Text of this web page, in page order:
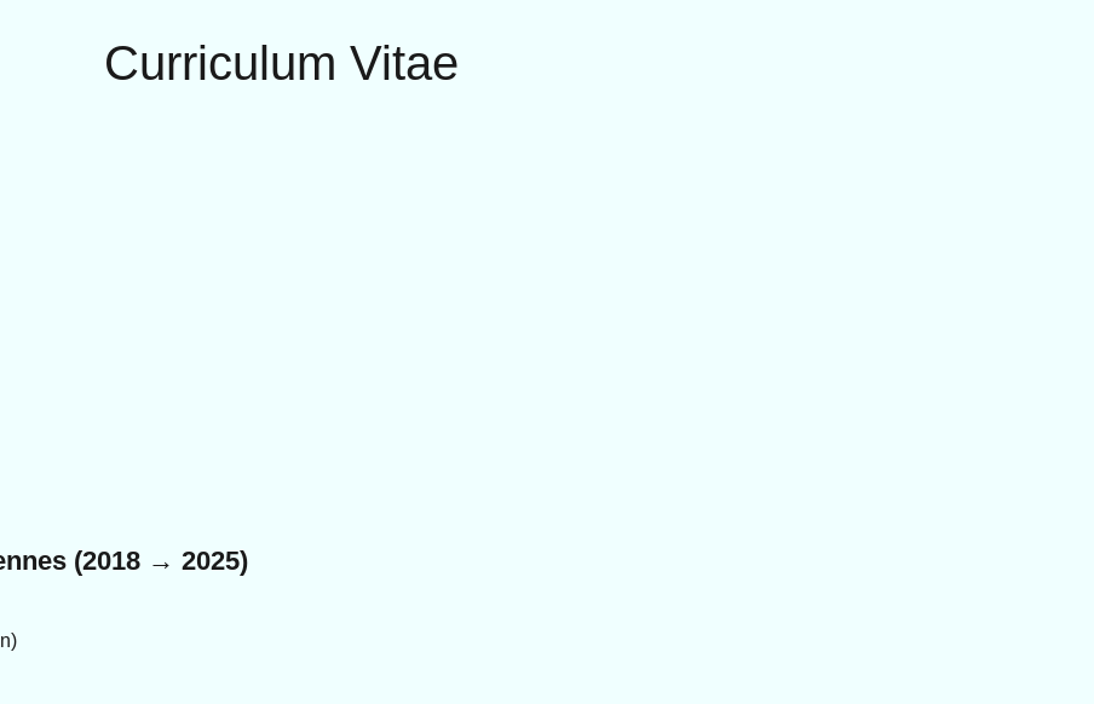
Curriculum Vitae
(2018 → 2025)